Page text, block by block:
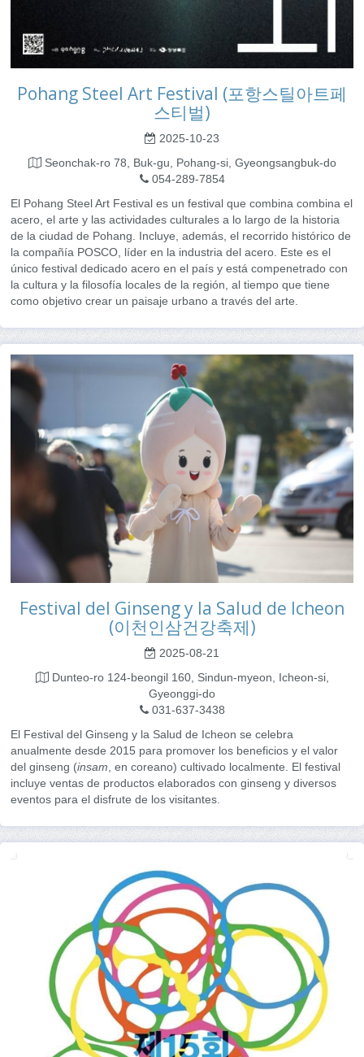
Pohang Steel Art Festival (포항스틸아트페
스티벌)
2025-10-23
Seonchak-ro 78, Buk-gu, Pohang-si, Gyeongsangbuk-do
054-289-7854
El Pohang Steel Art Festival es un festival que combina combina el
acero, el arte y las actividades culturales a lo largo de la historia
de la ciudad de Pohang. Incluye, además, el recorrido histórico de
la compañía POSCO, líder en la industria del acero. Este es el
único festival dedicado acero en el país y está compenetrado con
la cultura y la filosofía locales de la región, al tiempo que tiene
como objetivo crear un paisaje urbano a través del arte.
Festival del Ginseng y la Salud de Icheon
(이천인삼건강축제)
2025-08-21
Dunteo-ro 124-beongil 160, Sindun-myeon, Icheon-si,
Gyeonggi-do
031-637-3438
El Festival del Ginseng y la Salud de Icheon se celebra
anualmente desde 2015 para promover los beneficios y el valor
del ginseng (insam , en coreano) cultivado localmente. El festival
incluye ventas de productos elaborados con ginseng y diversos
eventos para el disfrute de los visitantes.